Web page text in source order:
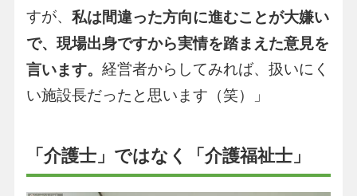
すが、 私は間違った方向に進むことが大嫌い
で、現場出身ですから実情を踏まえた意見を
言います。 経営者からしてみれば、扱いにく
い施設長だったと思います（笑）」
「介護士」ではなく「介護福祉士」